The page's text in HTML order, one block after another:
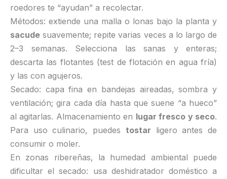
roedores te “ayudan” a recolectar.
Métodos: extiende una malla o lonas bajo la planta y
sacude suavemente; repite varias veces a lo largo de
2–3 semanas. Selecciona las sanas y enteras;
descarta las flotantes (test de flotación en agua fría)
y las con agujeros.
Secado: capa fina en bandejas aireadas, sombra y
ventilación; gira cada día hasta que suene “a hueco”
al agitarlas. Almacenamiento en lugar fresco y seco.
Para uso culinario, puedes tostar ligero antes de
consumir o moler.
En zonas ribereñas, la humedad ambiental puede
dificultar el secado: usa deshidratador doméstico a